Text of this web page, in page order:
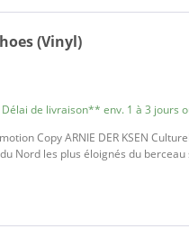
(Vinyl)
de livraison** env. 1 à 3 jours
Copy ARNIE DER KSEN
Nord les plus éloignés du